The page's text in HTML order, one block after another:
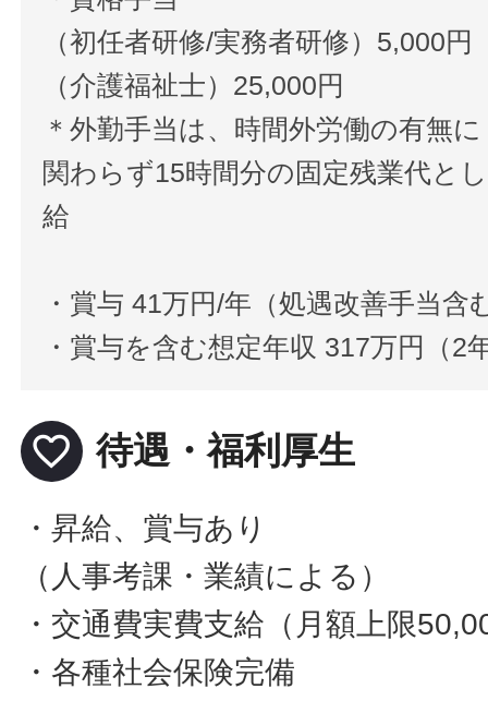
（初任者研修/実務者研修）5,000円
（介護福祉士）25,000円
＊外勤手当は、時間外労働の有無に
関わらず15時間分の固定残業代と
給
・賞与 41万円/年（処遇改善手当含
・賞与を含む想定年収 317万円（2
favorite_border 待遇・福利厚生
・昇給、賞与あり
（人事考課・業績による）
・交通費実費支給（月額上限
・各種社会保険完備